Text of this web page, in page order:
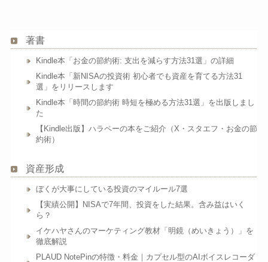
著書
Kindle本「お金の節約術: 支出を減らす方法31選」の詳細
Kindle本「新NISAの投資術 初心者でも資産を育てる方法31
選」をリリースします
Kindle本「時間の節約術 時短を極める方法31選」を出版しまし
た
【Kindle出版】ハラペーの本をご紹介（X・スタエフ・お金の節
約術）
資産形成
ぼくが大事にしている投資のマイルール7選
【実績公開】NISAで7年間、投資をした結果。含み益はいく
ら？
イケハヤさんのマーケティング教材「明鏡（めいきょう）」を
徹底解説
PLAUD NotePinの特徴・料金｜カプセル型のAIボイスレコーダ